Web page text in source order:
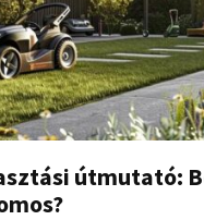
útmutató: